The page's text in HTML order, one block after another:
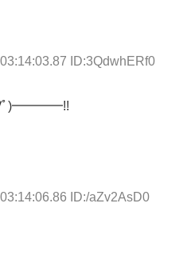
ID:3QdwhERf0
ﾟ)━━━━!!
ID:/aZv2AsD0